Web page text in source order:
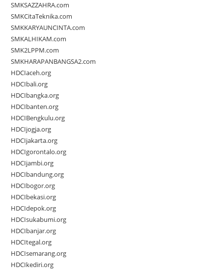
SMKSAZZAHRA.com
SMKCitaTeknika.com
SMKKARYAUNCINTA.com
SMKALHIKAM.com
SMK2LPPM.com
SMKHARAPANBANGSA2.com
HDCIaceh.org
HDCIbali.org
HDCIbangka.org
HDCIbanten.org
HDCIBengkulu.org
HDCIjogja.org
HDCIjakarta.org
HDCIgorontalo.org
HDCIjambi.org
HDCIbandung.org
HDCIbogor.org
HDCIbekasi.org
HDCIdepok.org
HDCIsukabumi.org
HDCIbanjar.org
HDCItegal.org
HDCIsemarang.org
HDCIkediri.org